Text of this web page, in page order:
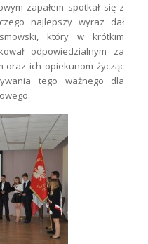
zapałem spotkał się z
najlepszy wyraz dał
który w krótkim
odpowiedzialnym za
oraz ich opiekunom życząc
tego ważnego dla